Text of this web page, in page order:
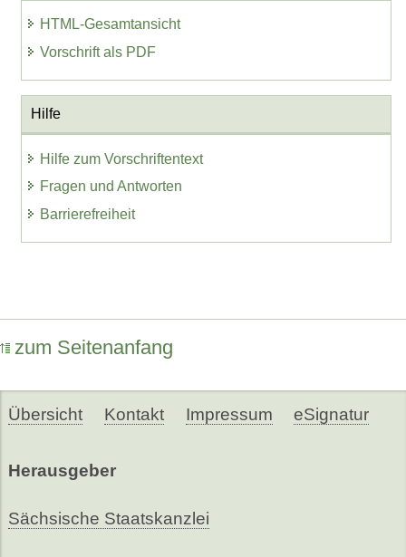
HTML-Gesamtansicht
Vorschrift als PDF
Hilfe
Hilfe zum Vorschriftentext
Fragen und Antworten
Barrierefreiheit
zum Seitenanfang
Übersicht Kontakt Impressum eSignatur
Herausgeber
Sächsische Staatskanzlei